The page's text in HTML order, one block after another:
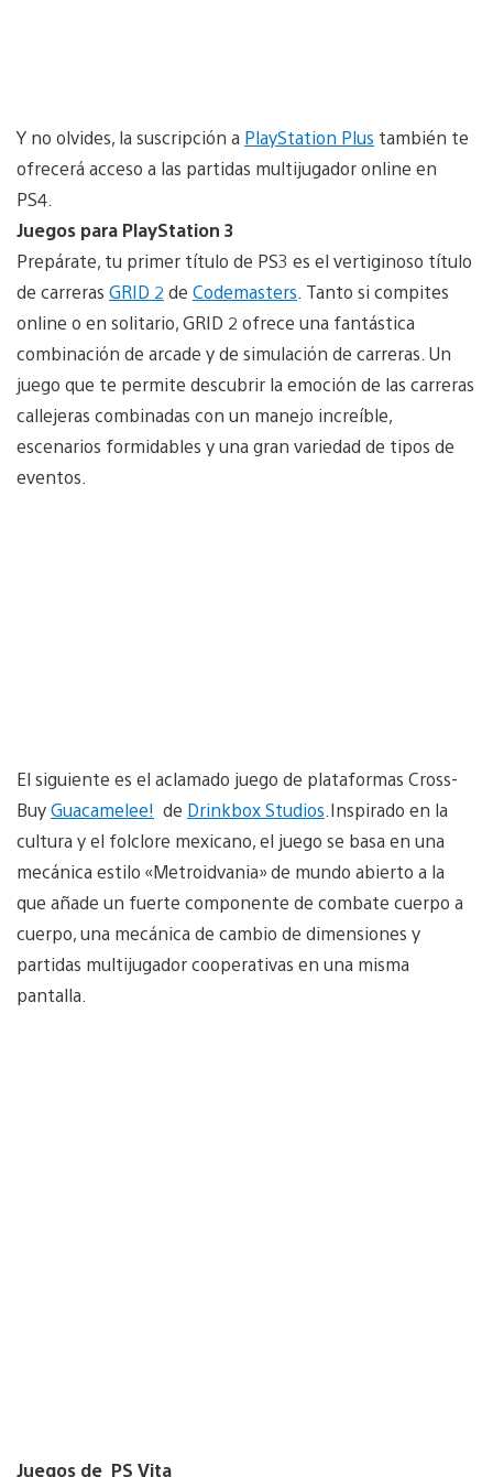
Y no olvides, la suscripción a PlayStation Plus también te
ofrecerá acceso a las partidas multijugador online en
PS4.
Juegos para PlayStation 3
Prepárate, tu primer título de PS3 es el vertiginoso título
de carreras GRID 2 de Codemasters . Tanto si compites
online o en solitario, GRID 2 ofrece una fantástica
combinación de arcade y de simulación de carreras. Un
juego que te permite descubrir la emoción de las carreras
callejeras combinadas con un manejo increíble,
escenarios formidables y una gran variedad de tipos de
eventos.
El siguiente es el aclamado juego de plataformas Cross-
BuyGuacamelee! de Drinkbox Studios .Inspirado en la
cultura y el folclore mexicano, el juego se basa en una
mecánica estilo «Metroidvania» de mundo abierto a la
que añade un fuerte componente de combate cuerpo a
cuerpo, una mecánica de cambio de dimensiones y
partidas multijugador cooperativas en una misma
pantalla.
Juegos de PS Vita